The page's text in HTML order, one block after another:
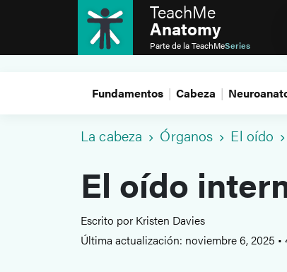
TeachMe
Anatomy
Parte de laTeachMeSeries
Fundamentos Cabeza
La cabeza Órganos El oído
El oído
Escrito por Kristen Davies
Última actualización: noviembre 6, 2025 •